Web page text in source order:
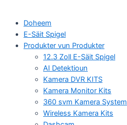
Doheem
E-Säit Spigel
Produkter vun Produkter
12.3 Zoll E-Säit Spigel
AI Detektioun
Kamera DVR KITS
Kamera Monitor Kits
360 svm Kamera System
Wireless Kamera Kits